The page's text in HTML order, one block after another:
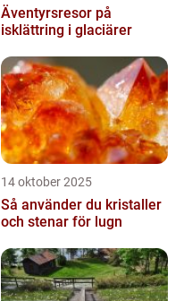
Äventyrsresor på
isklättring i glaciärer
14 oktober 2025
Så använder du kristaller
och stenar för lugn